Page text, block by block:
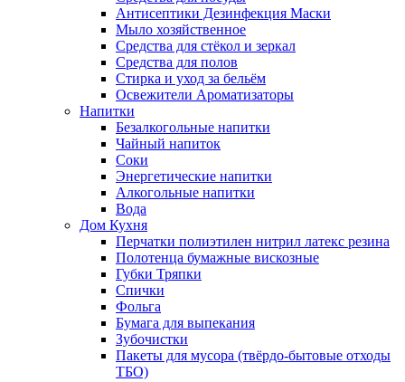
Антисептики Дезинфекция Маски
Мыло хозяйственное
Средства для стёкол и зеркал
Средства для полов
Стирка и уход за бельём
Освежители Ароматизаторы
Напитки
Безалкогольные напитки
Чайный напиток
Соки
Энергетические напитки
Алкогольные напитки
Вода
Дом Кухня
Перчатки полиэтилен нитрил латекс резина
Полотенца бумажные вискозные
Губки Тряпки
Спички
Фольга
Бумага для выпекания
Зубочистки
Пакеты для мусора (твёрдо-бытовые отходы
ТБО)